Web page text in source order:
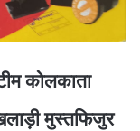
कोलकाता
मुस्तफिजुर